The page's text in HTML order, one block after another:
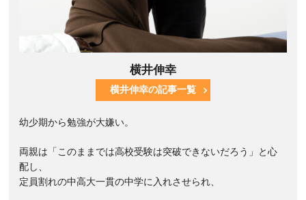
横井伸幸
横井伸幸の記事一覧
幼少期から勉強が大嫌い。
両親は「このままでは高校受験は突破できないだろう」と心
配し、
定員割れの中高大一貫の中学に入れさせられ、